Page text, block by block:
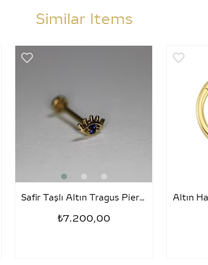
Similar Items
Safir Taşlı Altın Tragus Piercing – Kirpik
₺7.200,00